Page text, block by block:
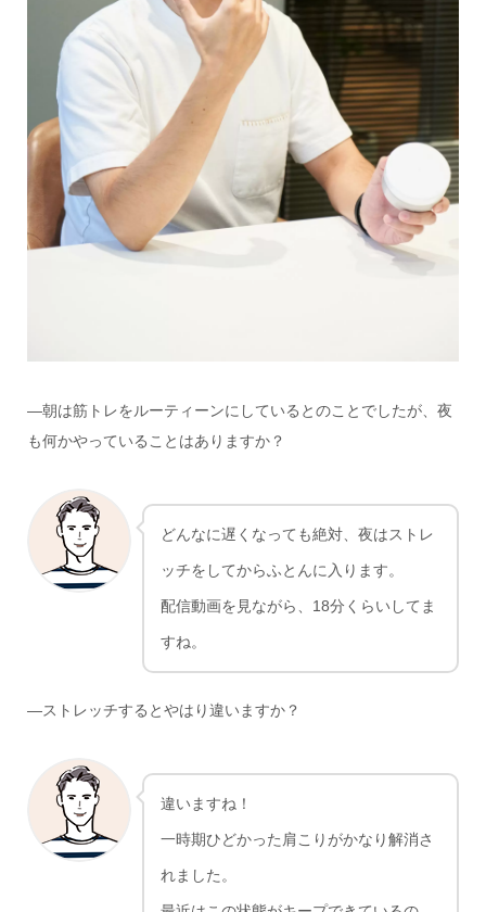
―朝は筋トレをルーティーンにしているとのことでしたが、夜
も何かやっていることはありますか？
どんなに遅くなっても絶対、夜はストレ
ッチをしてからふとんに入ります。
配信動画を見ながら、18分くらいしてま
すね。
―ストレッチするとやはり違いますか？
違いますね！
一時期ひどかった肩こりがかなり解消さ
れました。